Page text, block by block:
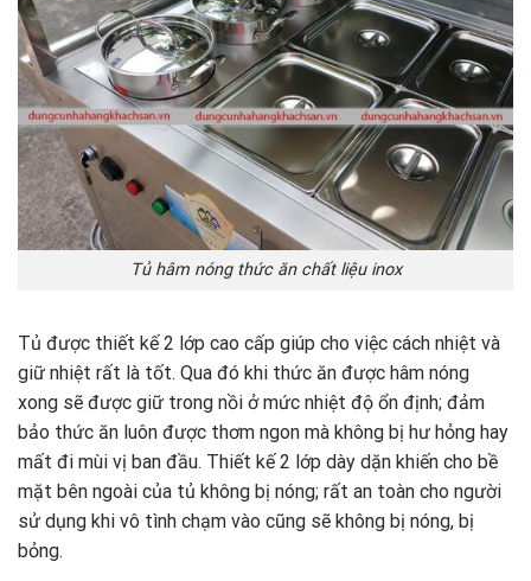
Tủ hâm nóng thức ăn chất liệu inox
Tủ được thiết kế 2 lớp cao cấp giúp cho việc cách nhiệt và
giữ nhiệt rất là tốt. Qua đó khi thức ăn được hâm nóng
xong sẽ được giữ trong nồi ở mức nhiệt độ ổn định; đảm
bảo thức ăn luôn được thơm ngon mà không bị hư hỏng hay
mất đi mùi vị ban đầu. Thiết kế 2 lớp dày dặn khiến cho bề
mặt bên ngoài của tủ không bị nóng; rất an toàn cho người
sử dụng khi vô tình chạm vào cũng sẽ không bị nóng, bị
bỏng.